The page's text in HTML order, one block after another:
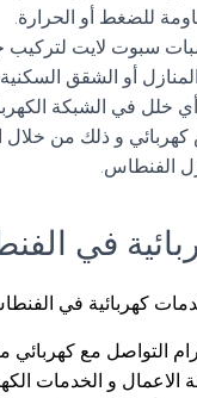
للضغط أو الحرارة.
سبوت لايت لتركيب
أو الشقق
خلل في الشبكة
و ذلك من خلال
الفنطاس.
في
كهربائية في
التواصل مع
و الخدمات